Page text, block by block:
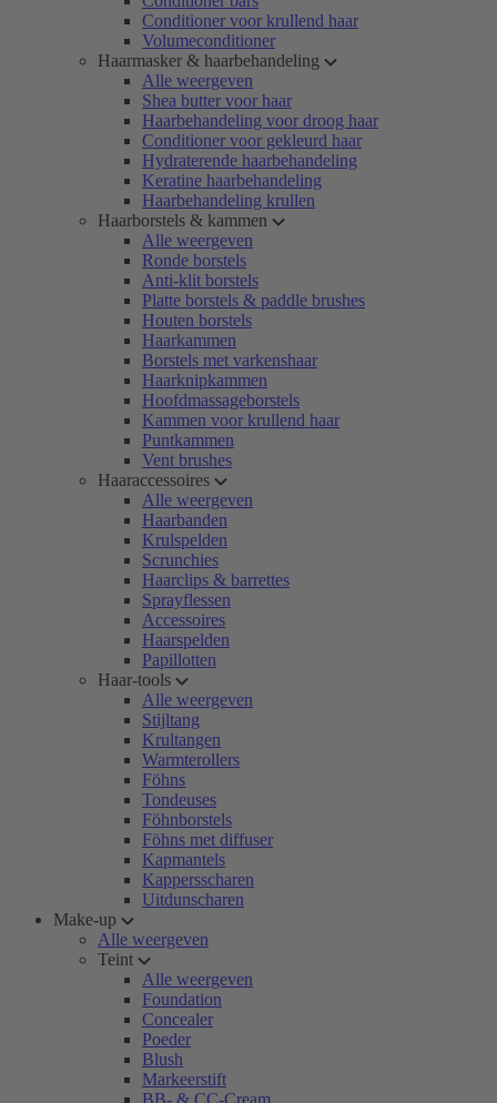
Conditioner voor krullend haar
Volumeconditioner
Haarmasker & haarbehandeling
Alle weergeven
Shea butter voor haar
Haarbehandeling voor droog haar
Conditioner voor gekleurd haar
Hydraterende haarbehandeling
Keratine haarbehandeling
Haarbehandeling krullen
Haarborstels & kammen
Alle weergeven
Ronde borstels
Anti-klit borstels
Platte borstels & paddle brushes
Houten borstels
Haarkammen
Borstels met varkenshaar
Haarknipkammen
Hoofdmassageborstels
Kammen voor krullend haar
Puntkammen
Vent brushes
Haaraccessoires
Alle weergeven
Haarbanden
Krulspelden
Scrunchies
Haarclips & barrettes
Sprayflessen
Accessoires
Haarspelden
Papillotten
Haar-tools
Alle weergeven
Stijltang
Krultangen
Warmterollers
Föhns
Tondeuses
Föhnborstels
Föhns met diffuser
Kapmantels
Kappersscharen
Uitdunscharen
Make-up
Alle weergeven
Teint
Alle weergeven
Foundation
Concealer
Poeder
Blush
Markeerstift
BB- & CC-Cream